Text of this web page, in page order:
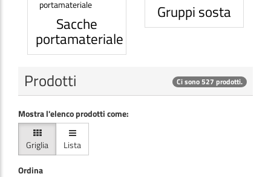
Sacche
portamateriale
Gruppi sosta
Prodotti Ci sono 527 prodotti.
Mostra l'elenco prodotti come:
Griglia
Lista
Ordina